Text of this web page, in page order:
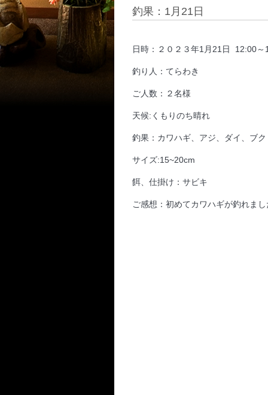
釣果：1月21日
日時：２０２３年1月21日 12:00～
釣り人：てらわき
ご人数：２名様
天候:くもりのち晴れ
釣果：カワハギ、アジ、ダイ、ブ
サイズ:15~20cm
餌、仕掛け：サビキ
ご感想：初めてカワハギが釣れま